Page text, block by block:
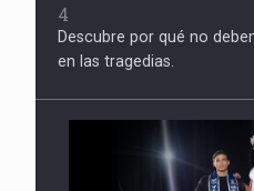
4
Descubre por qué no
en las tragedias.